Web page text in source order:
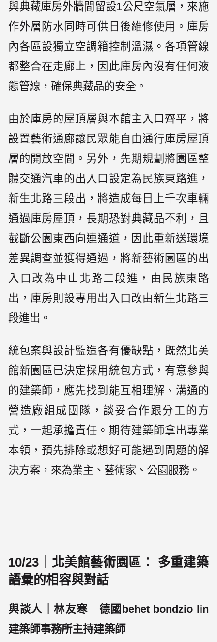
與典藏庫房外牆間留設1公尺空氣層，來施
作外層防水同時可供日後維修使用。庫房
內各區設獨立空調箱控制溫濕。各項管線
都整合在走廊上，因此庫房內沒有任何液
態管線，確保典藏品的安全。
由於庫房的屋頂層與本館主入口齊平，將
設置藝術通廊讓民眾能自由通行庫房屋頂
層的開放空間。另外，先期規劃將園區整
體交通汽車的出入口設定為民族東路進，
新生北路三段出，將造成每日上千次車輛
通過庫房屋頂，長期恐對典藏品不利，且
截斷公園東西向連通道，因此重新送環境
差異調查並獲得通過，將新藝術園區的出
入口改為中山北路三段進，由民族東路
出，庫房則設專用出入口改由新生北路三
段進出。
統包案與設計監造各有優缺點，既然北美
館新園區已決定採用統包方式，有意參與
的建築師，應先找到能互相理解、溝通的
營造廠組成團隊，談妥合作跟分工的方
式，一起承擔責任。期待建築師拿出專業
本領，預先排除或想好可能遇到問題的解
決方案，來為業主、藝術家、公園服務。
10/23｜北美館藝術園區： 多重建築
語彙的相容與對話
與談人｜林友寒 德國behet bondzio lin
建築師事務所主持建築師